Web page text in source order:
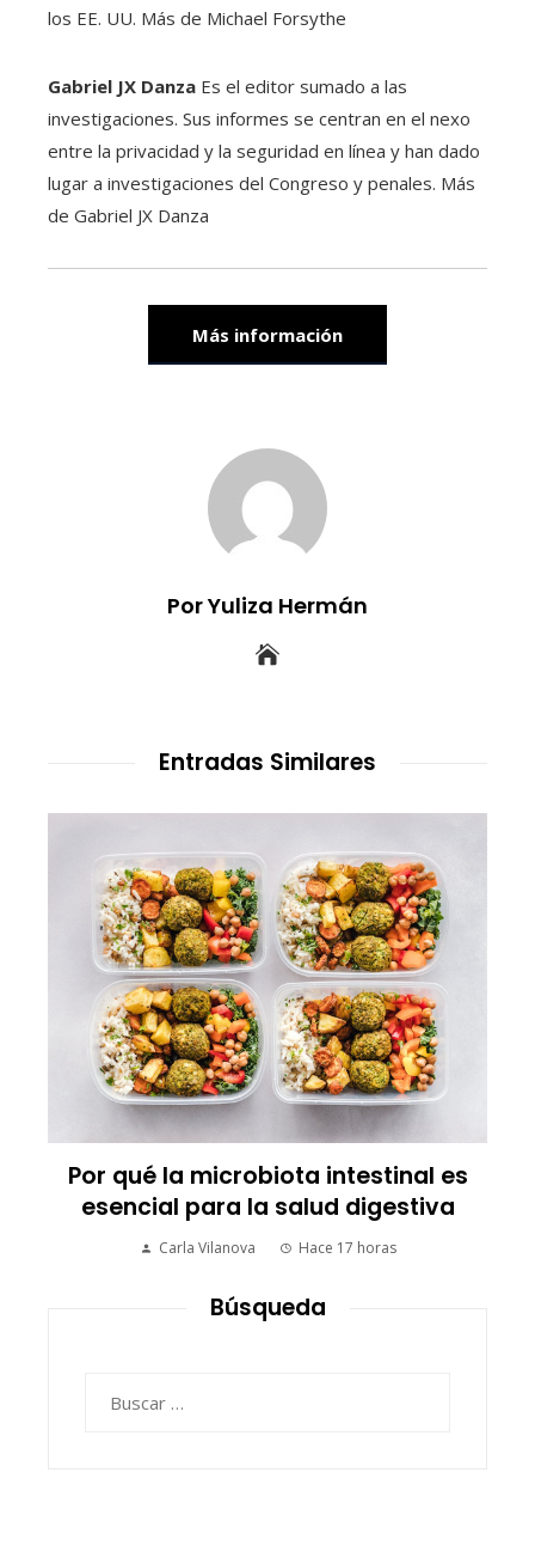
los EE. UU. Más de Michael Forsythe
Gabriel JX Danza Es el editor sumado a las
investigaciones. Sus informes se centran en el nexo
entre la privacidad y la seguridad en línea y han dado
lugar a investigaciones del Congreso y penales. Más
de Gabriel JX Danza
Más información
Por Yuliza Hermán
Entradas Similares
Los 10 animales con sentidos que
transforman la forma de percibir el
mundo
Carla Vilanova Hace 2 días
Búsqueda